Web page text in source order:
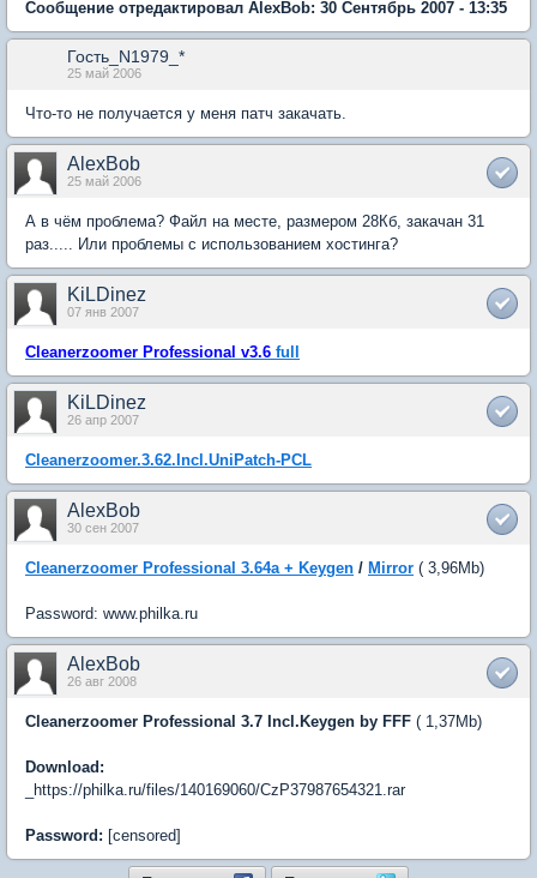
Сообщение отредактировал AlexBob: 30 Сентябрь 2007 - 13:35
Гость_N1979_*
25 май 2006
Что-то не получается у меня патч закачать.
AlexBob
25 май 2006
А в чём проблема? Файл на месте, размером 28Кб, закачан 31
раз..... Или проблемы с использованием хостинга?
KiLDinez
07 янв 2007
Cleanerzoomer Professional v3.6 full
KiLDinez
26 апр 2007
Cleanerzoomer.3.62.Incl.UniPatch-PCL
AlexBob
30 сен 2007
Cleanerzoomer Professional 3.64a + Keygen / Mirror ( 3,96Mb)
Password: www.philka.ru
AlexBob
26 авг 2008
Cleanerzoomer Professional 3.7 Incl.Keygen by FFF ( 1,37Mb)
Download:
_https://philka.ru/files/140169060/CzP37987654321.rar
Password: [censored]